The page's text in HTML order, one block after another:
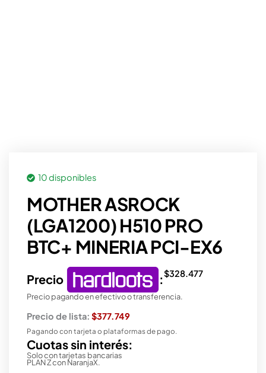
10 disponibles
MOTHER ASROCK
(LGA1200) H510 PRO
BTC+ MINERIA PCI-EX6
Precio :$328.477
Precio pagando en efectivo o transferencia.
Precio de lista: $377.749
Pagando con tarjeta o plataformas de pago.
Cuotas sin interés:
Solo con tarjetas bancarias
PLAN Z con NaranjaX.